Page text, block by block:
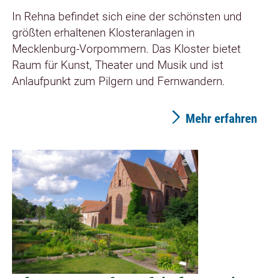
In Rehna befindet sich eine der schönsten und
größten erhaltenen Klosteranlagen in
Mecklenburg-Vorpommern. Das Kloster bietet
Raum für Kunst, Theater und Musik und ist
Anlaufpunkt zum Pilgern und Fernwandern.
Mehr erfahren
©